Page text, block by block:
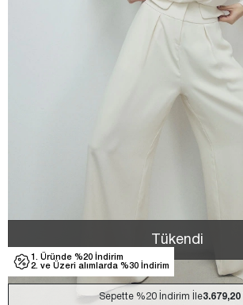
1. Üründe %20 İndirim
2. ve Üzeri alımlarda %30 İndirim
Sepette %20 İndirim İle3.679,20
Tükendi